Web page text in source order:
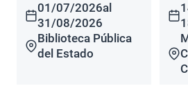
01/07/2026al
31/08/2026
Biblioteca Pública
del Estado